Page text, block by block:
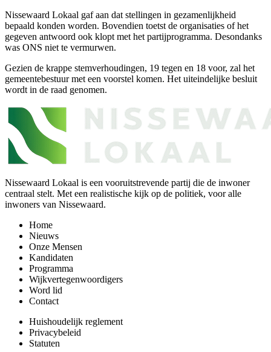
Nissewaard Lokaal gaf aan dat stellingen in gezamenlijkheid
bepaald konden worden. Bovendien toetst de organisaties of het
gegeven antwoord ook klopt met het partijprogramma. Desondanks
was ONS niet te vermurwen.
Gezien de krappe stemverhoudingen, 19 tegen en 18 voor, zal het
gemeentebestuur met een voorstel komen. Het uiteindelijke besluit
wordt in de raad genomen.
Nissewaard Lokaal is een vooruitstrevende partij die de inwoner
centraal stelt. Met een realistische kijk op de politiek, voor alle
inwoners van Nissewaard.
Home
Nieuws
Onze Mensen
Kandidaten
Programma
Wijkvertegenwoordigers
Word lid
Contact
Huishoudelijk reglement
Privacybeleid
Statuten